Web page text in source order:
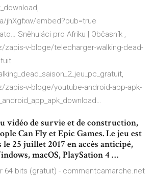
jhXgfxw/embed?pub=true
Sněhuláci pro Afriku | Občasník ,
zapis-v-bloge/telecharger-walking-dead-
zapis-v-bloge/youtube-android-app-apk-
vidéo de survie et de construction,
Can Fly et Epic Games. Le jeu est
25 juillet 2017 en accès anticipé,
macOS, PlaySation 4 …
64 bits (gratuit) - commentcamarche.net